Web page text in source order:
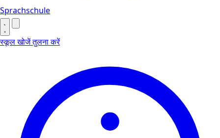
Sprachschule
स्कूल खोजेंतुलना करें